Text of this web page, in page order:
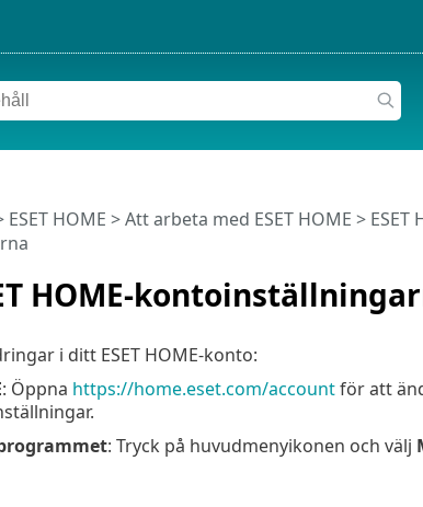
HOME-
ESET HOME >Att arbeta med ESET HOME >
i ditt ESET HOME-konto:
: Öppna https://home.eset.com/accountför att
programmet: Tryck på huvudmenyikonen och välj